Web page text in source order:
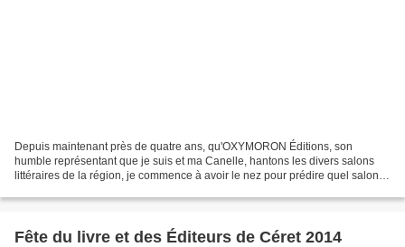
Depuis maintenant près de quatre ans, qu'OXYMORON Éditions, son
humble représentant que je suis et ma Canelle, hantons les divers salons
littéraires de la région, je commence à avoir le nez pour prédire quel salon
Fête du livre et des Éditeurs de Céret 2014